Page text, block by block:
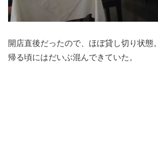
開店直後だったので、ほぼ貸し切り状態。
帰る頃にはだいぶ混んできていた。